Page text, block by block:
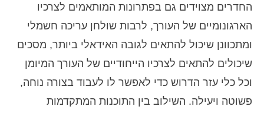
החדרים מצוידים גם בפתרונות המותאמים לצרכיו
הארגונומיים של העורך, לרבות שולחן עריכה חשמלי
ומתכוונן שיכול להתאים לגובה האידאלי ביותר, מסכים
שיכולים להתאים לצרכיו הייחודיים של העורך המיומן
וכל כלי עזר הדרוש כדי לאפשר לו לעבוד בצורה נוחה,
פשוטה ויעילה. השילוב בין התוכנות המתקדמות